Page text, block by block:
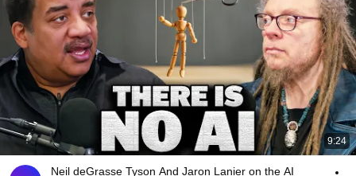
9:24
Neil deGrasse Tyson And Jaron Lanier on the AI